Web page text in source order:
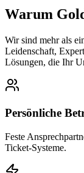
Warum
Wir sind mehr als
Leidenschaft,
Lösungen, die Ihr
Persönliche
Feste
Ticket-Systeme.